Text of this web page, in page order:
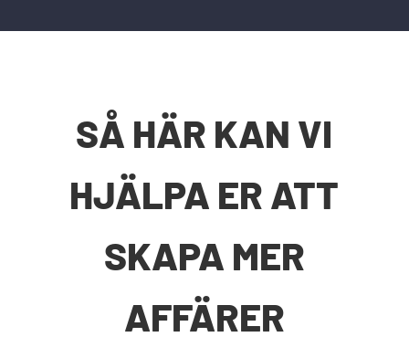
SÅ HÄR KAN VI
HJÄLPA ER ATT
SKAPA MER
AFFÄRER